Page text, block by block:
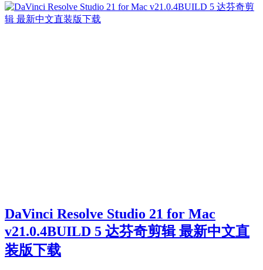
DaVinci Resolve Studio 21 for Mac
v21.0.4BUILD 5 达芬奇剪辑 最新中文直
装版下载